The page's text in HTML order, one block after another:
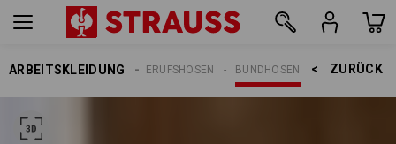
ARBEITSKLEIDUNG ZURÜCK    >
BUNDHOSEN
BERUFSHOSEN
ARBEITSHOSEN